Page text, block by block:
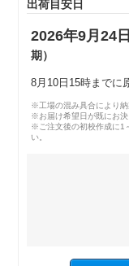
出荷目安日
2026年9月24日
期）
8月10日15時までに
※工場の混み具合により納
※お届け希望日が既にお決
※ご注文後の初校作成に1
い。